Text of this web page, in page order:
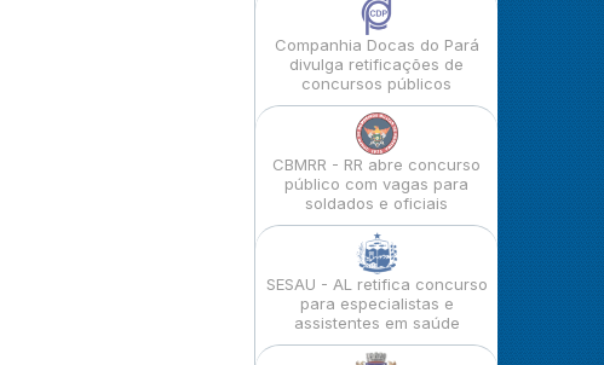
Companhia Docas do Pará
divulga retificações de
concursos públicos
CBMRR - RR abre concurso
público com vagas para
soldados e oficiais
SESAU - AL retifica concurso
para especialistas e
assistentes em saúde